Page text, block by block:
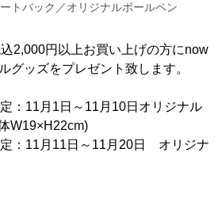
トバック／オリジナルボールペン
2,000円以上お買い上げの方にnow
グッズをプレゼント致します。
：11月1日～11月10日オリジナル
W19×H22cm)
：11月11日～11月20日 オリジナ